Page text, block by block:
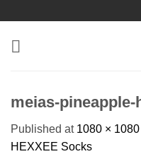
content
meias-
Published at 1080 × 1080
HEXXEE Socks